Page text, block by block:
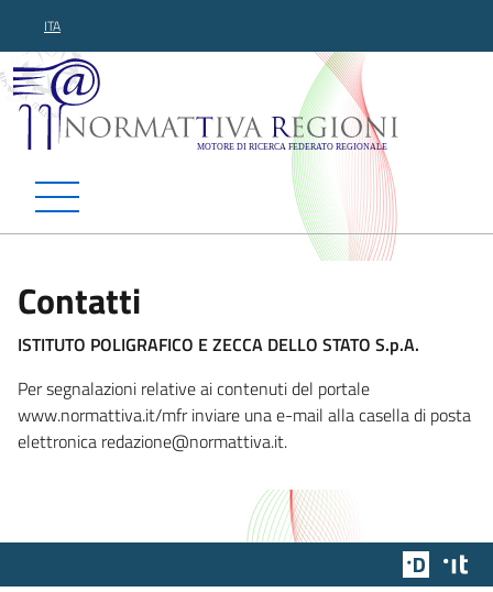
ITA
Normattiva Regioni -
Contatti
ISTITUTO POLIGRAFICO E ZECCA DELLO STATO S.p.A.
Per segnalazioni relative ai contenuti del portale
www.normattiva.it/mfr inviare una e-mail alla casella di posta
elettronica redazione@normattiva.it.
Team